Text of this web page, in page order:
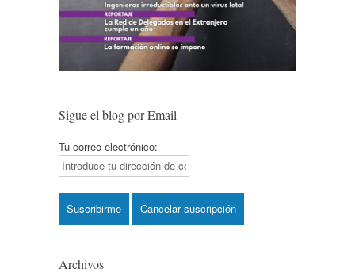
Sigue el blog por Email
Tu correo electrónico:
Archivos